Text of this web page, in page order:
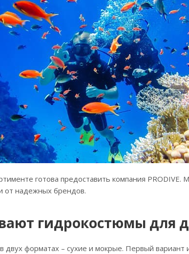
готова предоставить компания PRODIVE.
от надежных брендов.
гидрокостюмы для
форматах – сухие и мокрые. Первый вариант